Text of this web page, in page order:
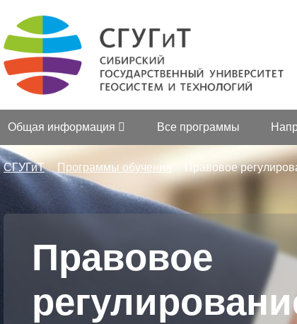
Общая информация Все программы
СГУГиТ Программы обучения Правовое
Правовое